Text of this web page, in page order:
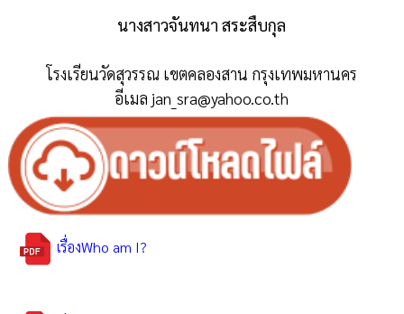
นางสาวจันทนา สระสืบกุล
โรงเรียนวัดสุวรรณ เขตคลองสาน กรุงเทพมหานคร
อีเมล jan_sra@yahoo.co.th
เรื่องWho am I?